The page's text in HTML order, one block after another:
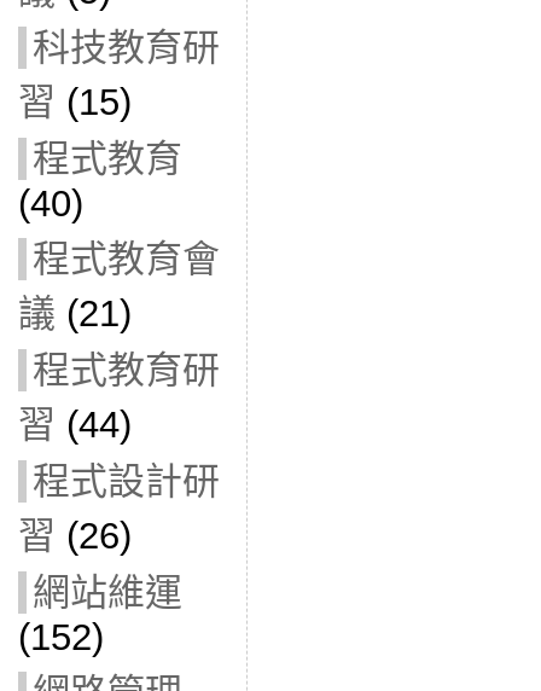
科技教育研
習 (15)
程式教育
(40)
程式教育會
議 (21)
程式教育研
習 (44)
程式設計研
習 (26)
網站維運
(152)